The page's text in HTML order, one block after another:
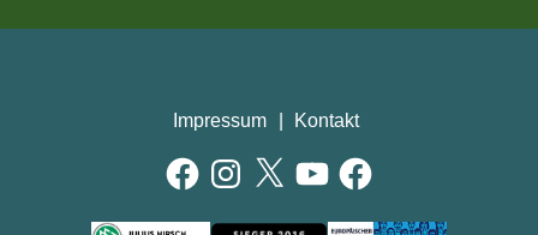
Impressum Kontakt
FacebookInstagram
X YouTubeFacebook